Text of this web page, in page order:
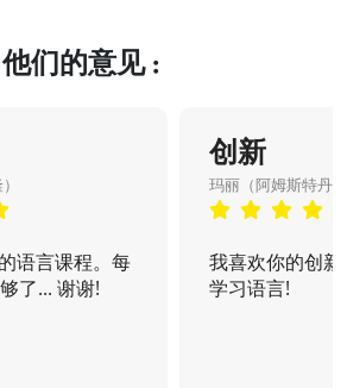
他们的意见 :
语言课程。每
了... 谢谢!
创新
玛丽（阿姆斯特丹
我喜欢你的创
学习语言!